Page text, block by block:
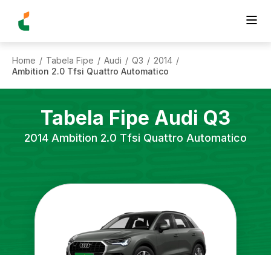
Home / Tabela Fipe / Audi / Q3 / 2014 /
Ambition 2.0 Tfsi Quattro Automatico
Tabela Fipe Audi Q3
2014 Ambition 2.0 Tfsi Quattro Automatico